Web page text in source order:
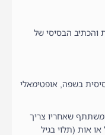
והכתיב הבסיסי של
בשפה, אופטימאלי
שאחריו צריך
אות (תלוי בגיל